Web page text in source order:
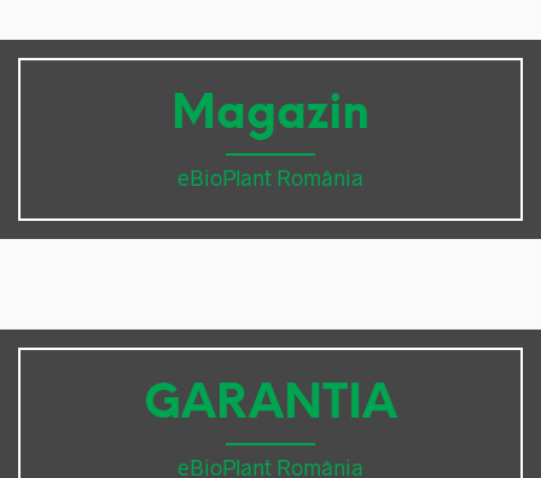
Magazin
eBioPlant România
GARANTIA
eBioPlant România